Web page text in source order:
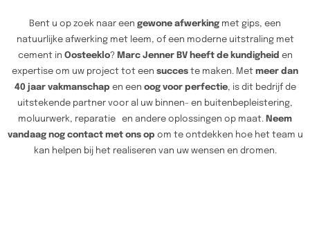
Bent u op zoek naar een gewone afwerking met gips, een
natuurlijke afwerking met leem, of een moderne uitstraling met
cement in Oosteeklo? Marc Jenner BV heeft de kundigheid en
expertise om uw project tot een succes te maken. Met meer dan
40 jaar vakmanschap en een oog voor perfectie, is dit bedrijf de
uitstekende partner voor al uw binnen- en buitenbepleistering,
moluurwerk, reparatie en andere oplossingen op maat. Neem
vandaag nog contact met ons op om te ontdekken hoe het team u
kan helpen bij het realiseren van uw wensen en dromen.